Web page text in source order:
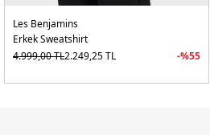
Les Benjamins
Erkek Sweatshirt
4.999,00TL2.249,25TL -%55